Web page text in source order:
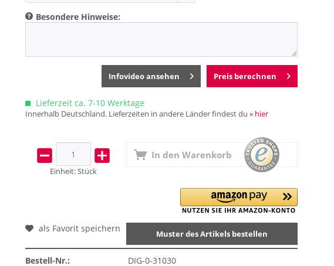
Besondere Hinweise:
Preis berechnen
Infovideo ansehen
Lieferzeit ca. 7-10 Werktage
Innerhalb Deutschland. Lieferzeiten in andere Länder findest du» hier
Einheit:Stück
In den Warenkorb
Muster des Artikels bestellen
als Favorit speichern
Bestell-Nr.:
DIG-0-31030